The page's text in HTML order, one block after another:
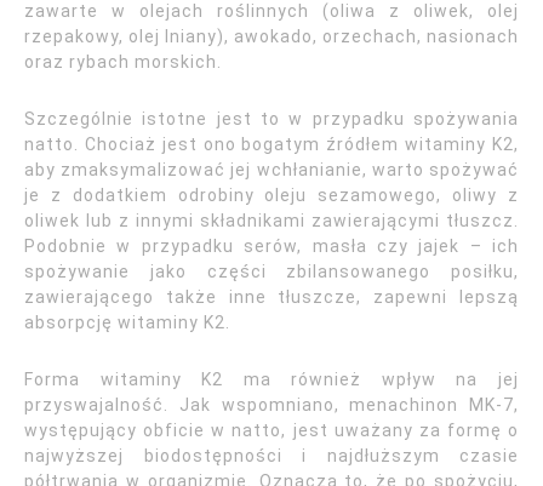
zawarte w olejach roślinnych (oliwa z oliwek, olej
rzepakowy, olej lniany), awokado, orzechach, nasionach
oraz rybach morskich.
Szczególnie istotne jest to w przypadku spożywania
natto. Chociaż jest ono bogatym źródłem witaminy K2,
aby zmaksymalizować jej wchłanianie, warto spożywać
je z dodatkiem odrobiny oleju sezamowego, oliwy z
oliwek lub z innymi składnikami zawierającymi tłuszcz.
Podobnie w przypadku serów, masła czy jajek – ich
spożywanie jako części zbilansowanego posiłku,
zawierającego także inne tłuszcze, zapewni lepszą
absorpcję witaminy K2.
Forma witaminy K2 ma również wpływ na jej
przyswajalność. Jak wspomniano, menachinon MK-7,
występujący obficie w natto, jest uważany za formę o
najwyższej biodostępności i najdłuższym czasie
półtrwania w organizmie. Oznacza to, że po spożyciu,